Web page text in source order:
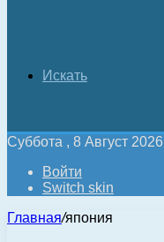
Искать
Суббота , 8 Август 2026
Войти
Switch skin
Главная/япония